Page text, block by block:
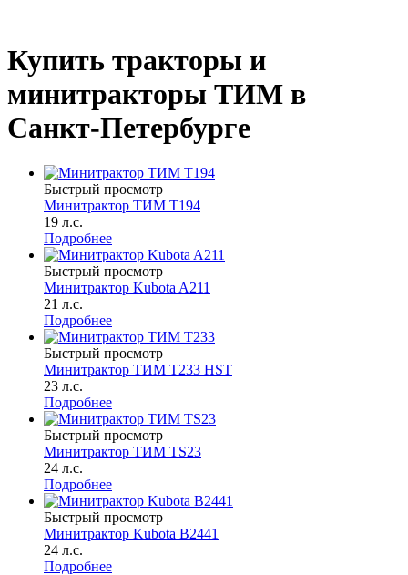
Купить тракторы и
минитракторы ТИМ в
Санкт-Петербурге
Быстрый просмотр
Минитрактор ТИМ T194
19 л.с.
Подробнее
Быстрый просмотр
Минитрактор Kubota A211
21 л.с.
Подробнее
Быстрый просмотр
Минитрактор ТИМ Т233 HST
23 л.с.
Подробнее
Быстрый просмотр
Минитрактор ТИМ TS23
24 л.с.
Подробнее
Быстрый просмотр
Минитрактор Kubota B2441
24 л.с.
Подробнее